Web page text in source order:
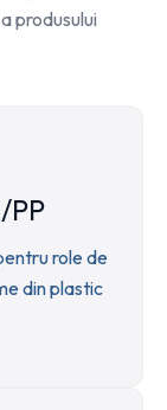
produsului
PP
role de
din plastic